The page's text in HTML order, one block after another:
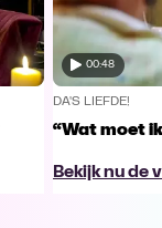
00:48
DA'S LIEFDE!
“Wat moet
Bekijk nu de